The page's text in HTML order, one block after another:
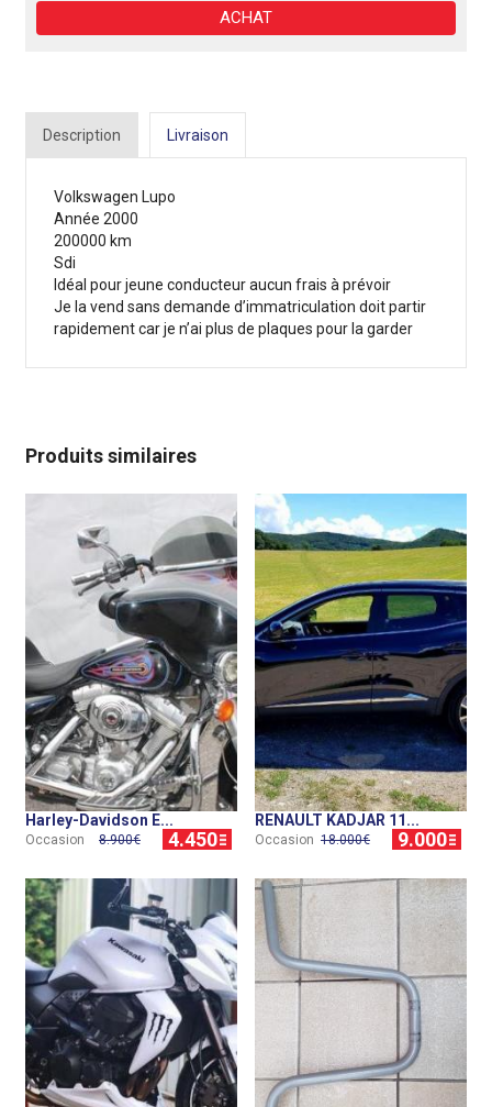
ACHAT
Description Livraison
Volkswagen Lupo
Année 2000
200000 km
Sdi
Idéal pour jeune conducteur aucun frais à prévoir
Je la vend sans demande d’immatriculation doit partir
rapidement car je n’ai plus de plaques pour la garder
Produits similaires
Harley-Davidson E...
4.450
Occasion 8.900€
RENAULT KADJAR 11...
9.000
Occasion 18.000€